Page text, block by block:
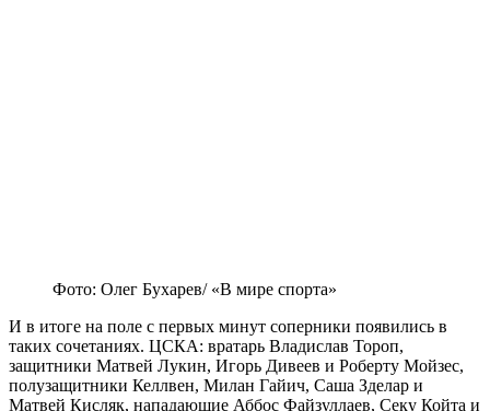
Фото: Олег Бухарев/ «В мире спорта»
И в итоге на поле с первых минут соперники появились в
таких сочетаниях. ЦСКА: вратарь Владислав Тороп,
защитники Матвей Лукин, Игорь Дивеев и Роберту Мойзес,
полузащитники Келлвен, Милан Гайич, Саша Зделар и
Матвей Кисляк, нападающие Аббос Файзуллаев, Секу Койта и